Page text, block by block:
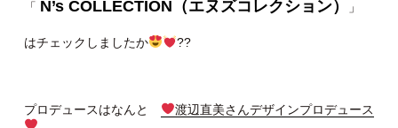
「 N’s COLLECTION（エヌズコレクション） 」
はチェックしましたか ??
プロデュースはなんと 渡辺直美さんデザインプロデュース